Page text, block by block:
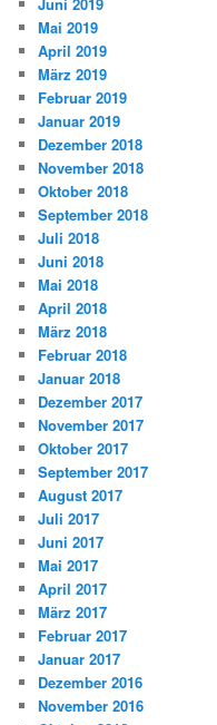
Mai 2019
April 2019
März 2019
Februar 2019
Januar 2019
Dezember 2018
November 2018
Oktober 2018
September 2018
Juli 2018
Juni 2018
Mai 2018
April 2018
März 2018
Februar 2018
Januar 2018
Dezember 2017
November 2017
Oktober 2017
September 2017
August 2017
Juli 2017
Juni 2017
Mai 2017
April 2017
März 2017
Februar 2017
Januar 2017
Dezember 2016
November 2016